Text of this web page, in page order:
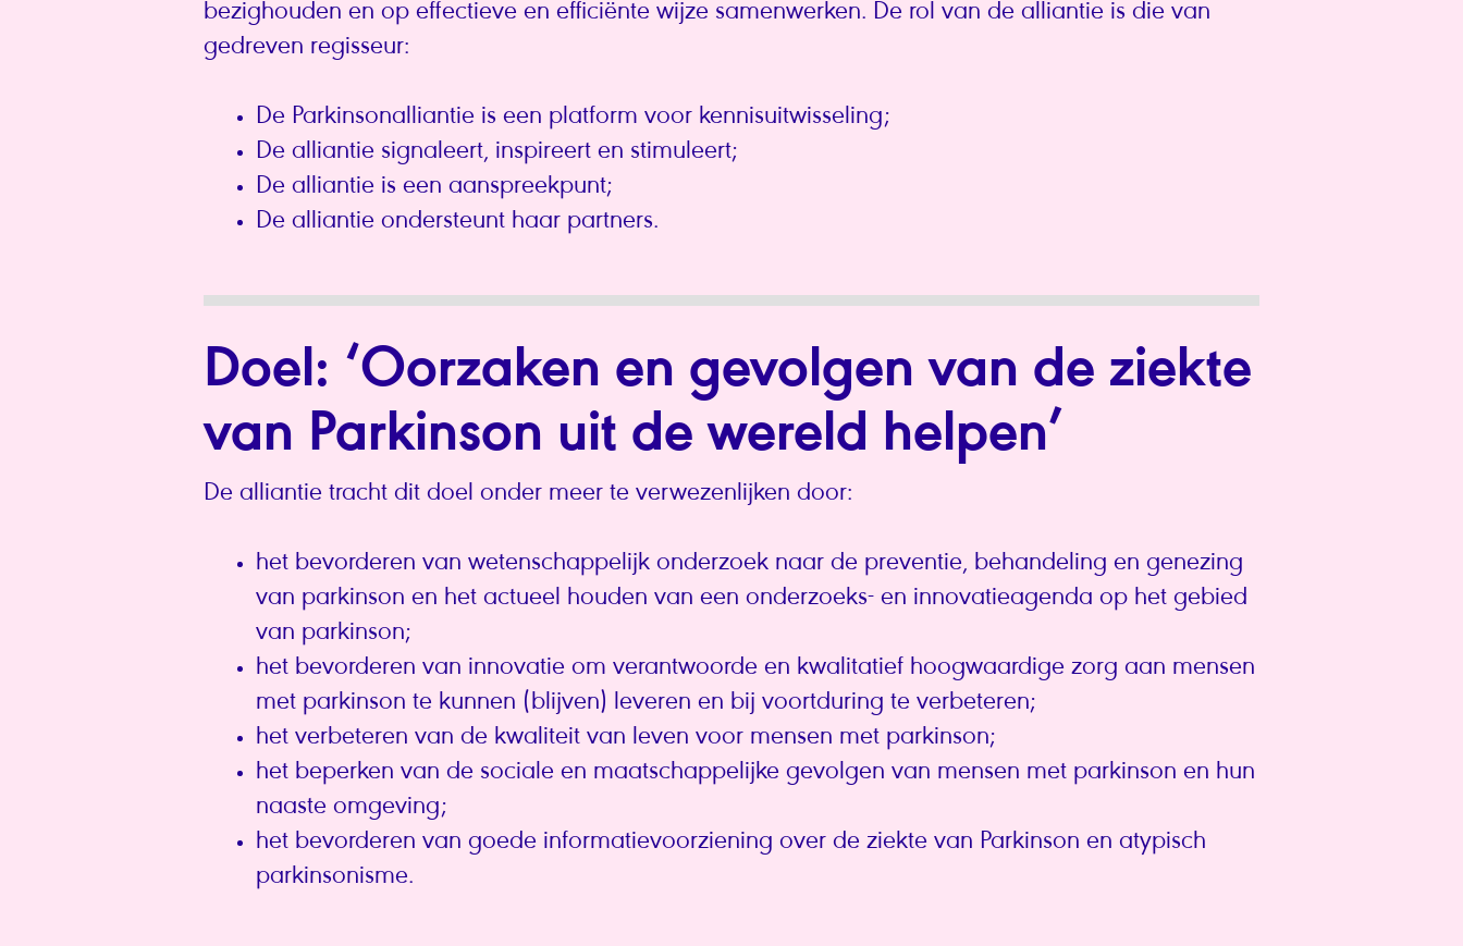
bezighouden en op effectieve en efficiënte wijze samenwerken. De rol van de alliantie is die van
gedreven regisseur:
De Parkinsonalliantie is een platform voor kennisuitwisseling;
De alliantie signaleert, inspireert en stimuleert;
De alliantie is een aanspreekpunt;
De alliantie ondersteunt haar partners.
Doel: ‘Oorzaken en gevolgen van de ziekte
van Parkinson uit de wereld helpen’
De alliantie tracht dit doel onder meer te verwezenlijken door:
het bevorderen van wetenschappelijk onderzoek naar de preventie, behandeling en genezing
van parkinson en het actueel houden van een onderzoeks- en innovatieagenda op het gebied
van parkinson;
het bevorderen van innovatie om verantwoorde en kwalitatief hoogwaardige zorg aan mensen
met parkinson te kunnen (blijven) leveren en bij voortduring te verbeteren;
het verbeteren van de kwaliteit van leven voor mensen met parkinson;
het beperken van de sociale en maatschappelijke gevolgen van mensen met parkinson en hun
naaste omgeving;
het bevorderen van goede informatievoorziening over de ziekte van Parkinson en atypisch
parkinsonisme.